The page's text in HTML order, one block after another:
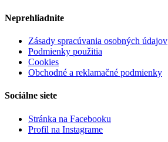
Neprehliadnite
Zásady spracúvania osobných údajov
Podmienky použitia
Cookies
Obchodné a reklamačné podmienky
Sociálne siete
Stránka na Facebooku
Profil na Instagrame